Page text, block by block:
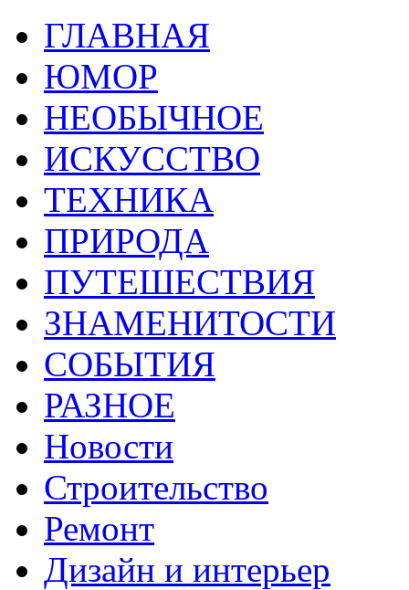
ГЛАВНАЯ
ЮМОР
НЕОБЫЧНОЕ
ИСКУССТВО
ТЕХНИКА
ПРИРОДА
ПУТЕШЕСТВИЯ
ЗНАМЕНИТОСТИ
СОБЫТИЯ
РАЗНОЕ
Новости
Строительство
Ремонт
Дизайн и интерьер